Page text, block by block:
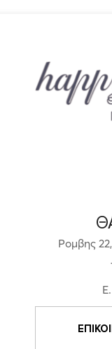
Ρομβης